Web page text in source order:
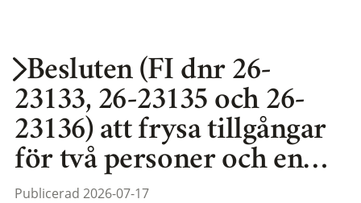
Besluten (FI dnr 26-
23133, 26-23135 och 26-
23136) att frysa tillgångar
för två personer och en…
Publicerad 2026-07-17